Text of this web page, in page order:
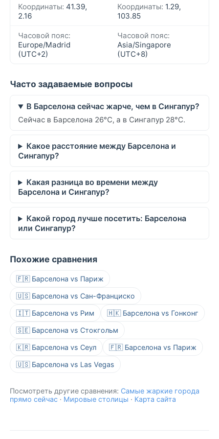
Координаты: 41.39,
2.16
Координаты: 1.29,
103.85
Часовой пояс:
Europe/Madrid
(UTC+2)
Часовой пояс:
Asia/Singapore
(UTC+8)
Часто задаваемые вопросы
В Барселона сейчас жарче, чем в Сингапур?
Сейчас в Барселона 26°C, а в Сингапур 28°C.
Какое расстояние между Барселона и
Сингапур?
Какая разница во времени между
Барселона и Сингапур?
Какой город лучше посетить: Барселона
или Сингапур?
Похожие сравнения
🇫🇷 Барселона vs Париж
🇺🇸 Барселона vs Сан-Франциско
🇮🇹 Барселона vs Рим 🇭🇰 Барселона vs Гонконг
🇸🇪 Барселона vs Стокгольм
🇰🇷 Барселона vs Сеул 🇫🇷 Барселона vs Париж
🇺🇸 Барселона vs Las Vegas
Посмотреть другие сравнения: Самые жаркие города
прямо сейчас · Мировые столицы · Карта сайта